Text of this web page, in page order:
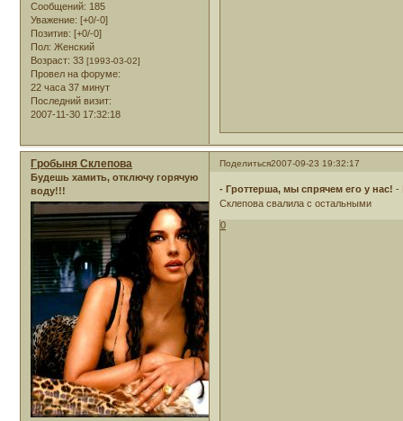
Сообщений: 185
Уважение: [+0/-0]
Позитив: [+0/-0]
Пол: Женский
Возраст: 33 [1993-03-02]
Провел на форуме:
22 часа 37 минут
Последний визит:
2007-11-30 17:32:18
Поделиться2007-09-23 19:32:17
Гробыня Склепова
Будешь хамить, отключу горячую
воду!!!
- Гроттерша, мы спрячем его у нас!-
Склепова свалила с остальными
0